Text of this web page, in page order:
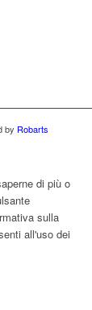
by Robarts
di più o
sulla
all'uso dei